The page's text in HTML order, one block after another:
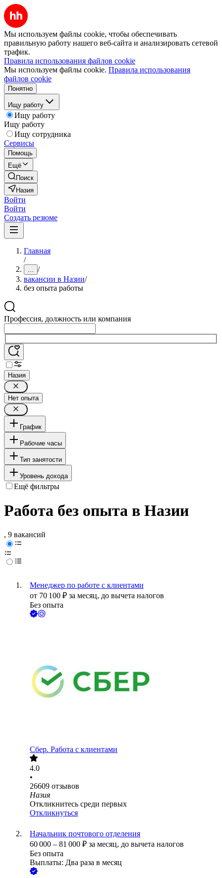
Мы используем файлы cookie, чтобы обеспечивать
правильную работу нашего веб-сайта и анализировать сетевой
трафик.
Правила использования файлов cookie
Мы используем файлы cookie. Правила использования
файлов cookie
Понятно
Ищу работу
Ищу работу
Ищу работу
Ищу сотрудника
Сервисы
Помощь
Ещё
Поиск
Назия
Войти
Войти
Создать резюме
Главная
/
... /
вакансии в Назии/
без опыта работы
Профессия, должность или компания
Назия
Нет опыта
График
Рабочие часы
Тип занятости
Уровень дохода
Ещё фильтры
Работа без опыта в Назии
, 9 вакансий
Менеджер по работе с клиентами
от 70 100 ₽ за месяц, до вычета налогов
Без опыта
Сбер. Работа с клиентами
4.0
•
26609 отзывов
Назия
Откликнитесь среди первых
Откликнуться
Начальник почтового отделения
60 000 – 81 000 ₽ за месяц, до вычета налогов
Без опыта
Выплаты: Два раза в месяц